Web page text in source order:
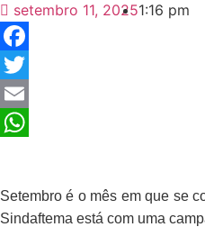
setembro 11, 20251:16 pm
Facebook
Twitter
Email
Setembro é o mês em que se
Sindaftema está com uma